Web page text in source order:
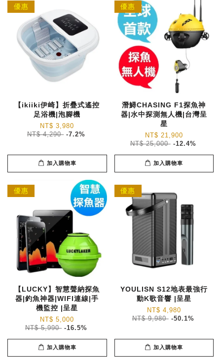
優惠
【ikiiki伊崎】折疊式遙控
足浴機|泡腳機
NT$ 3,980
NT$ 4,290 -7.2%
加入購物車
優惠
潛鱘CHASING F1探魚神
器|水中探測無人機|台灣呈
星
NT$ 21,900
NT$ 25,000 -12.4%
加入購物車
優惠
【LUCKY】智慧聲納探魚
器|釣魚神器|WIFI連線|手
機監控 |呈星
NT$ 5,000
NT$ 5,990 -16.5%
加入購物車
優惠
YOULISN S12地表最強行
動K歌音響 |呈星
NT$ 4,980
NT$ 9,980 -50.1%
加入購物車